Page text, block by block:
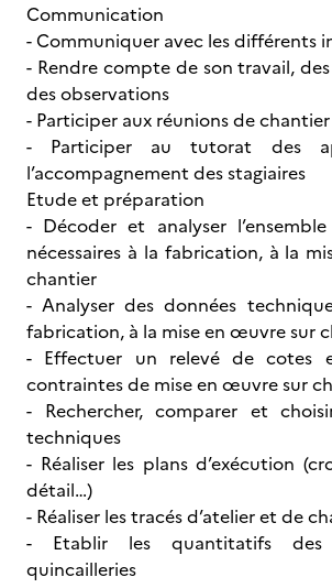
Communication
- Communiquer avec les différents
- Rendre compte de son travail,
des observations
- Participer aux réunions de chantier
- Participer au tutorat des
l’accompagnement des stagiaires
Etude et préparation
- Décoder et analyser
nécessaires à la fabrication, à la
chantier
- Analyser des données
fabrication, à la mise en œuvre sur
- Effectuer un relevé de cotes
contraintes de mise en œuvre sur
- Rechercher, comparer et
techniques
- Réaliser les plans d’exécution
détail…)
- Réaliser les tracés d’atelier et de
- Etablir les quantitatifs des
quincailleries